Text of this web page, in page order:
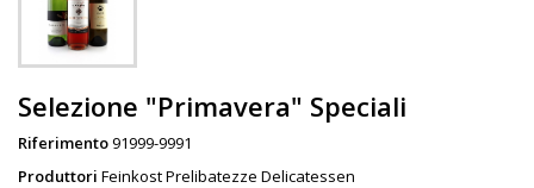
Selezione "Primavera" Speciali
Riferimento91999-9991
Produttori Feinkost Prelibatezze Delicatessen